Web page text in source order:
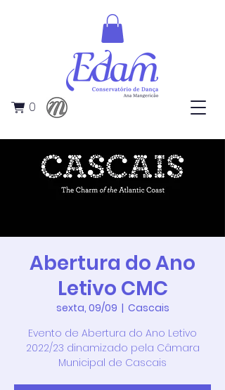
0
Abertura do Ano
Letivo CMC
sexta, 09/09
  |
Cascais
Evento de Abertura do Ano Letivo
2022/23 dinamizado pela Câmara
Municipal de Cascais